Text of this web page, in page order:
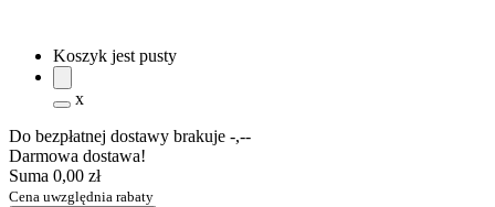
Koszyk jest pusty
x
Do bezpłatnej dostawy brakuje -,--
Darmowa dostawa!
Suma 0,00 zł
Cena uwzględnia rabaty